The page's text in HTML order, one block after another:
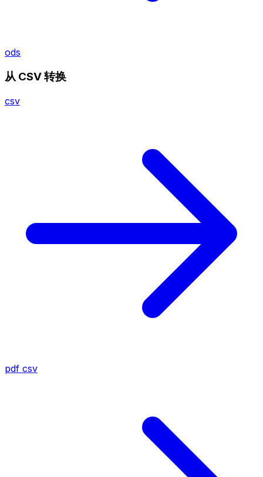
ods
从 CSV 转换
csv
pdf csv